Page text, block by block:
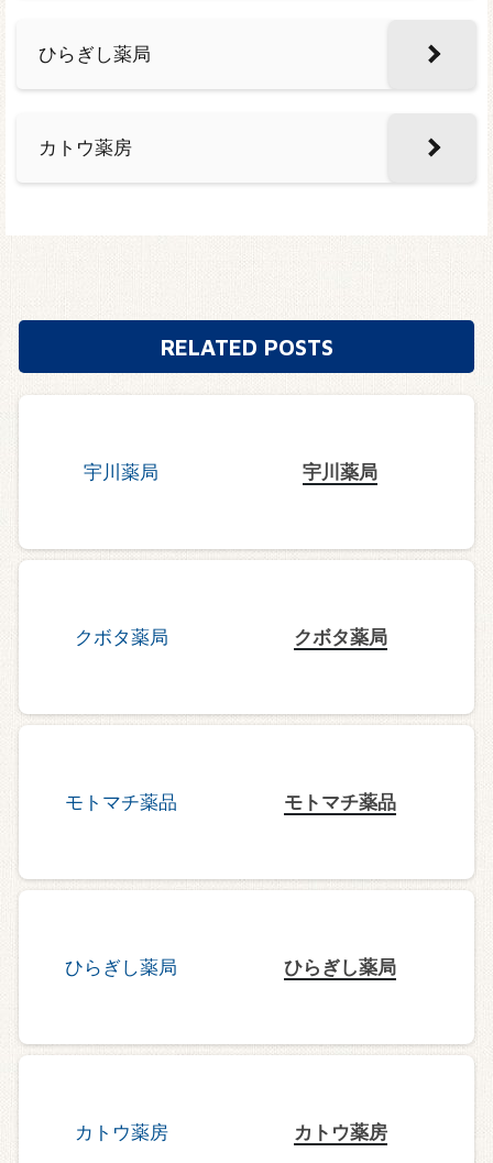
ひらぎし薬局
カトウ薬房
RELATED POSTS
宇川薬局
クボタ薬局
モトマチ薬品
ひらぎし薬局
カトウ薬房